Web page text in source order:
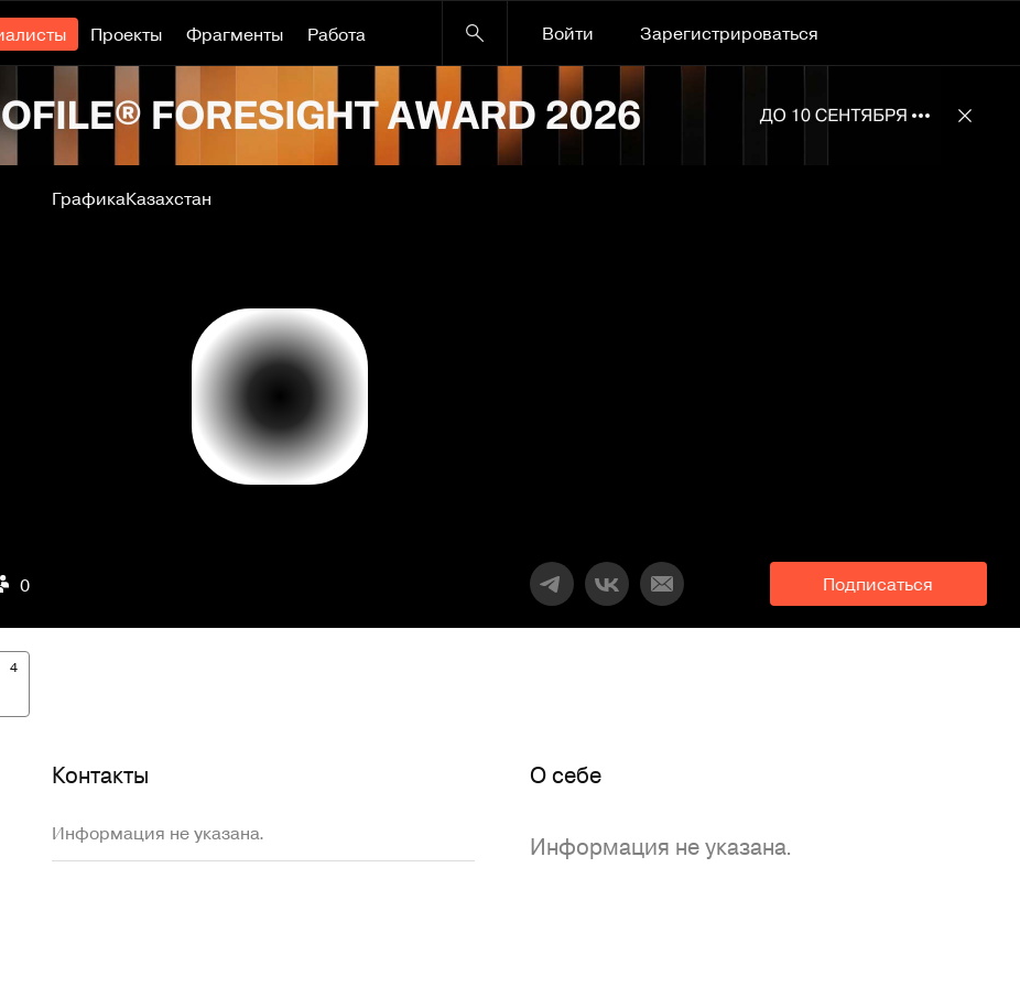
Проекты Фрагменты Работа Войти
Зарегистрироваться
ГрафикаКазахстан
0 Подписаться
4
Контакты
Информация не указана.
O себе
Информация не указана.